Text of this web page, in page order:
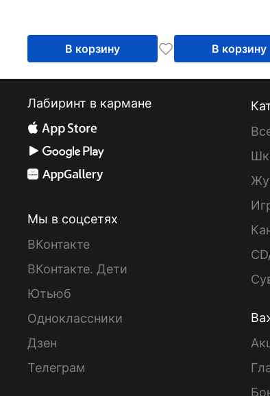
В корзину В корзину
Лабиринт в кармане
Мы в соцсетях
ВКонтакте
ВКонтакте. Дети
Ютьюб
Одноклассники
Дзен
Телеграм